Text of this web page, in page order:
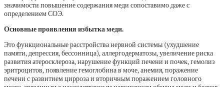
значимости повышение содержания меди сопоставимо даже с
определением СОЭ.
Основные проявления избытка меди.
Это функциональные расстройства нервной системы (ухудшение
памяти, депрессия, бессонница), аллергодерматозы, увеличение риска
развития атеросклероза, нарушение функций печени и почек, гемолиз
эритроцитов, появление гемоглобина в моче, анемия, поражение
печени с развитием цирроза и вторичным поражением головного